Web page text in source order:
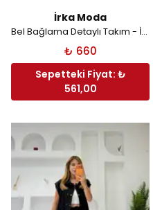
İrka Moda
Bel Bağlama Detaylı Takım - İndigo
₺ 660
Sepetteki Fiyat: ₺
561,00